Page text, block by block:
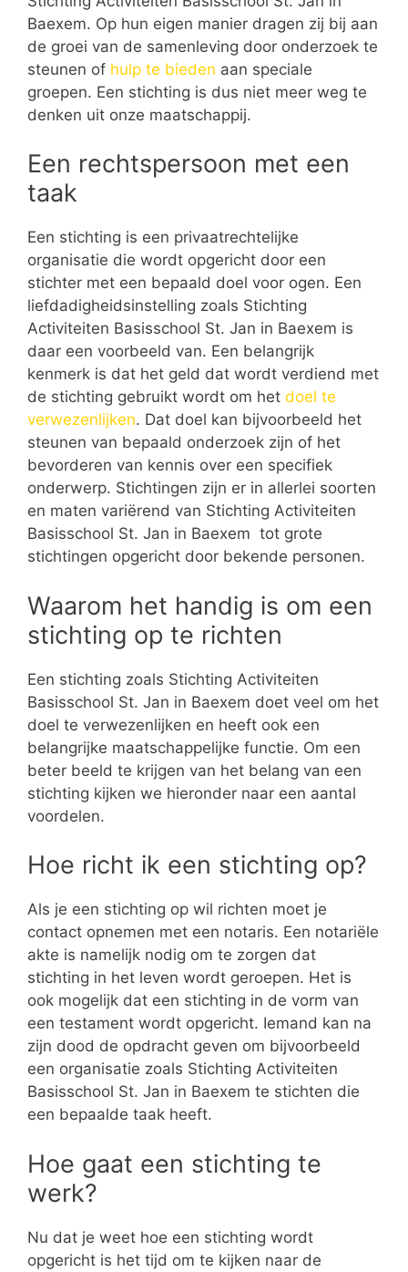
Baexem. Op hun eigen manier dragen zij bij aan
de groei van de samenleving door onderzoek te
steunen of hulp te bieden aan speciale
groepen. Een stichting is dus niet meer weg te
denken uit onze maatschappij.
Een rechtspersoon met een
taak
Een stichting is een privaatrechtelijke
organisatie die wordt opgericht door een
stichter met een bepaald doel voor ogen. Een
liefdadigheidsinstelling zoals Stichting
Activiteiten Basisschool St. Jan in Baexem is
daar een voorbeeld van. Een belangrijk
kenmerk is dat het geld dat wordt verdiend met
de stichting gebruikt wordt om het doel te
verwezenlijken. Dat doel kan bijvoorbeeld het
steunen van bepaald onderzoek zijn of het
bevorderen van kennis over een specifiek
onderwerp. Stichtingen zijn er in allerlei soorten
en maten variërend van Stichting Activiteiten
Basisschool St. Jan in Baexem tot grote
stichtingen opgericht door bekende personen.
Waarom het handig is om een
stichting op te richten
Een stichting zoals Stichting Activiteiten
Basisschool St. Jan in Baexem doet veel om het
doel te verwezenlijken en heeft ook een
belangrijke maatschappelijke functie. Om een
beter beeld te krijgen van het belang van een
stichting kijken we hieronder naar een aantal
voordelen.
Hoe richt ik een stichting op?
Als je een stichting op wil richten moet je
contact opnemen met een notaris. Een notariële
akte is namelijk nodig om te zorgen dat
stichting in het leven wordt geroepen. Het is
ook mogelijk dat een stichting in de vorm van
een testament wordt opgericht. Iemand kan na
zijn dood de opdracht geven om bijvoorbeeld
een organisatie zoals Stichting Activiteiten
Basisschool St. Jan in Baexem te stichten die
een bepaalde taak heeft.
Hoe gaat een stichting te
werk?
Nu dat je weet hoe een stichting wordt
opgericht is het tijd om te kijken naar de